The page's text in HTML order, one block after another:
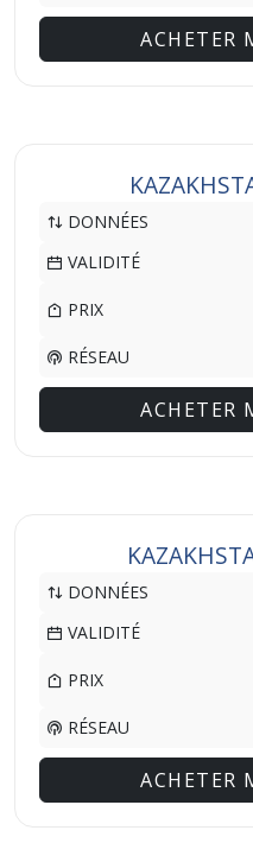
ACHETER
DONNÉES
VALIDITÉ
PRIX
RÉSEAU
ACHETER
DONNÉES
VALIDITÉ
PRIX
RÉSEAU
ACHETER